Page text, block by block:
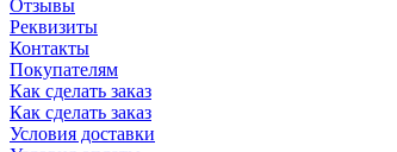
Отзывы
Реквизиты
Контакты
Покупателям
Как сделать заказ
Как сделать заказ
Условия доставки